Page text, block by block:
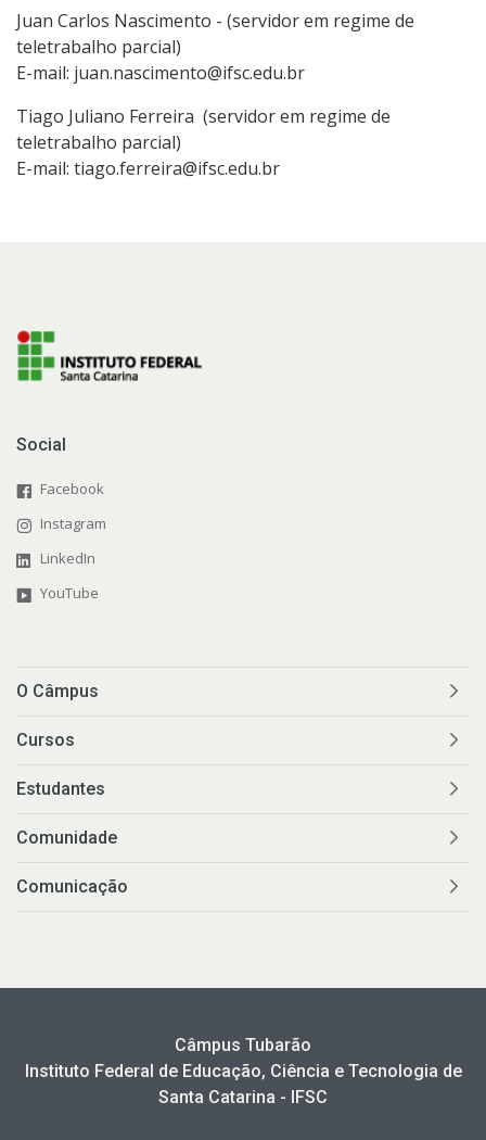
Juan Carlos Nascimento - (servidor em regime de
teletrabalho parcial)
E-mail: juan.nascimento@ifsc.edu.br
Tiago Juliano Ferreira (servidor em regime de
teletrabalho parcial)
E-mail: tiago.ferreira@ifsc.edu.br
Social
Facebook
Instagram
LinkedIn
YouTube
O Câmpus
Cursos
Estudantes
Comunidade
Comunicação
Câmpus Tubarão
Instituto Federal de Educação, Ciência e Tecnologia de
Santa Catarina - IFSC